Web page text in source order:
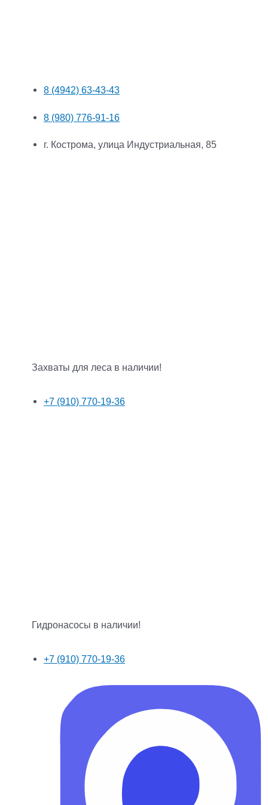
8 (4942) 63-43-43
8 (980) 776-91-16
г. Кострома, улица Индустриальная, 85
Захваты для леса в наличии!
+7 (910) 770-19-36
Гидронасосы в наличии!
+7 (910) 770-19-36